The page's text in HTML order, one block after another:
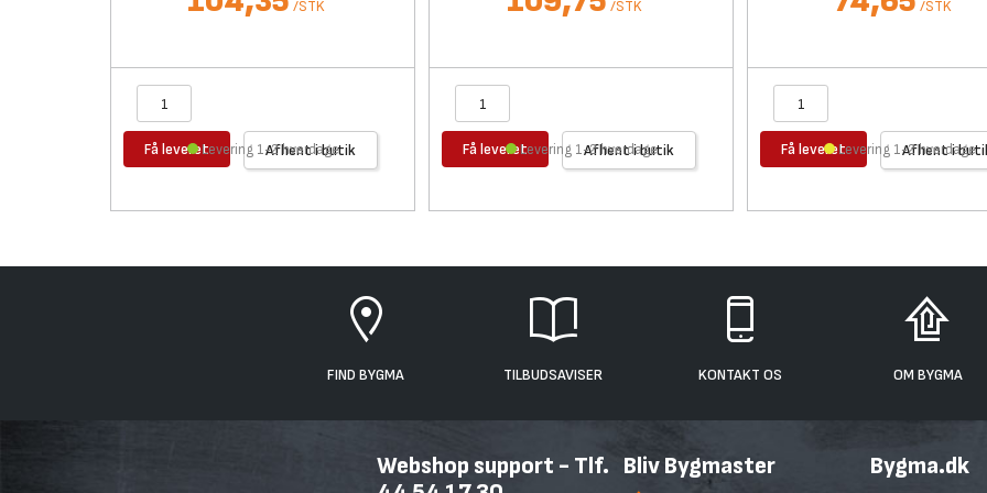
/STK
Få leveret Afhent i butik
Levering 1-2 hverdage
/STK
Få leveret Afhent i butik
Levering 1-2 hverdage
/STK
Få leveret Afhent i
Levering 1-2 hverdage
FIND BYGMA TILBUDSAVISER KONTAKT OS OM BYGMA
Webshop support - Tlf. Bliv Bygmaster Bygma.dk